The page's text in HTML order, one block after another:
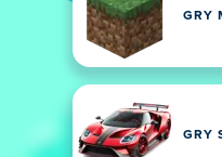
GRY
GRY